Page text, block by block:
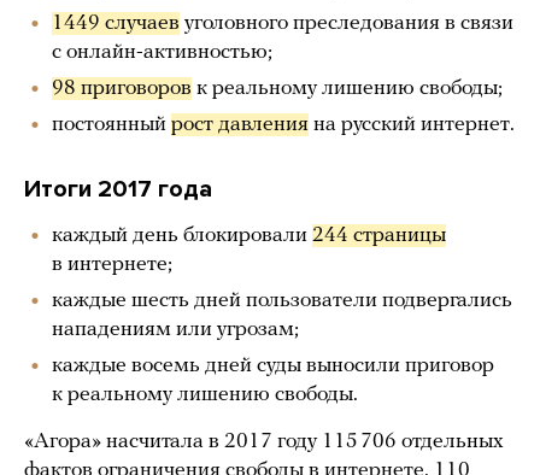
1449 случаев уголовного преследования в связи
с онлайн-активностью;
98 приговоров к реальному лишению свободы;
постоянный рост давления на русский интернет.
Итоги 2017 года
каждый день блокировали 244 страницы
в интернете;
каждые шесть дней пользователи подвергались
нападениям или угрозам;
каждые восемь дней суды выносили приговор
к реальному лишению свободы.
«Агора» насчитала в 2017 году 115 706 отдельных